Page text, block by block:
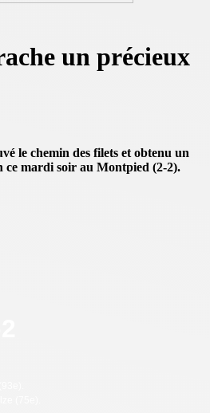
un précieux
le chemin des filets et obtenu un
ce mardi soir au Montpied (2-2).